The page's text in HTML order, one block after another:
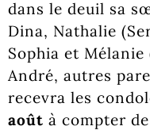
dans le deuil sa
Dina, Nathalie
Sophia et
André, autres
recevra les
août à compter de